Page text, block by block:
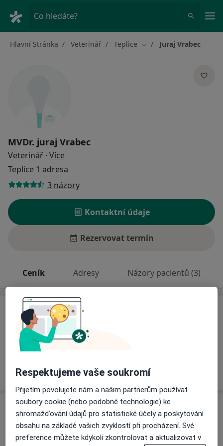
Co hledáte?
Hlavní Stránka Veterinář Teplice Změna města
Juraj Vrabec
MVDr. juraj Vrabec
Veterinář · Více
Teplice 1 adresa
3 názory
Kontaktní údaje
Rezervovat termín
Ceník Adresy Názory pacientů (3)
Ceník
Informace o službách a cenách nejsou k dispozici
Tento specialista ještě nepřidával žádné informace o
Adresa
Veterinární ordinace
Školní náměstí 77, 41 701
Respektujeme vaše soukromí
Přijetím povolujete nám a našim partnerům používat
soubory cookie (nebo podobné technologie) ke
shromažďování údajů pro statistické účely a poskytování
obsahu na základě vašich zvyklostí při procházení. Své
preference můžete kdykoli zkontrolovat a aktualizovat v